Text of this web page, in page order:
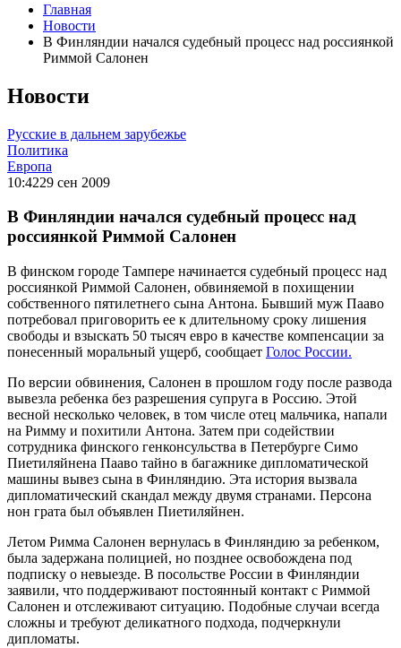
Главная
Новости
В Финляндии начался судебный процесс над россиянкой
Риммой Салонен
Новости
Русские в дальнем зарубежье
Политика
Европа
10:4229 сен 2009
В Финляндии начался судебный процесс над
россиянкой Риммой Салонен
В финском городе Тампере начинается судебный процесс над
россиянкой Риммой Салонен, обвиняемой в похищении
собственного пятилетнего сына Антона. Бывший муж Пааво
потребовал приговорить ее к длительному сроку лишения
свободы и взыскать 50 тысяч евро в качестве компенсации за
понесенный моральный ущерб, сообщает Голос России.
По версии обвинения, Салонен в прошлом году после развода
вывезла ребенка без разрешения супруга в Россию. Этой
весной несколько человек, в том числе отец мальчика, напали
на Римму и похитили Антона. Затем при содействии
сотрудника финского генконсульства в Петербурге Симо
Пиетиляйнена Пааво тайно в багажнике дипломатической
машины вывез сына в Финляндию. Эта история вызвала
дипломатический скандал между двумя странами. Персона
нон грата был объявлен Пиетиляйнен.
Летом Римма Салонен вернулась в Финляндию за ребенком,
была задержана полицией, но позднее освобождена под
подписку о невыезде. В посольстве России в Финляндии
заявили, что поддерживают постоянный контакт с Риммой
Салонен и отслеживают ситуацию. Подобные случаи всегда
сложны и требуют деликатного подхода, подчеркнули
дипломаты.